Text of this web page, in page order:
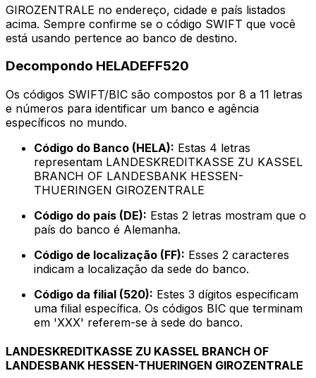
GIROZENTRALE no endereço, cidade e país listados
acima. Sempre confirme se o código SWIFT que você
está usando pertence ao banco de destino.
Decompondo HELADEFF520
Os códigos SWIFT/BIC são compostos por 8 a 11 letras
e números para identificar um banco e agência
específicos no mundo.
Código do Banco (HELA): Estas 4 letras
representam LANDESKREDITKASSE ZU KASSEL
BRANCH OF LANDESBANK HESSEN-
THUERINGEN GIROZENTRALE
Código do país (DE): Estas 2 letras mostram que o
país do banco é Alemanha.
Código de localização (FF): Esses 2 caracteres
indicam a localização da sede do banco.
Código da filial (520): Estes 3 dígitos especificam
uma filial específica. Os códigos BIC que terminam
em 'XXX' referem-se à sede do banco.
LANDESKREDITKASSE ZU KASSEL BRANCH OF
LANDESBANK HESSEN-THUERINGEN GIROZENTRALE